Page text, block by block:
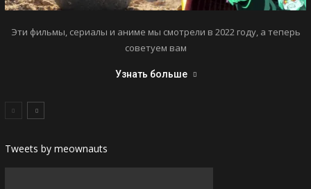
Эти фильмы, сериалы и аниме мы смотрели в 2022 году, а теперь
советуем вам
Узнать больше
Tweets by meownauts